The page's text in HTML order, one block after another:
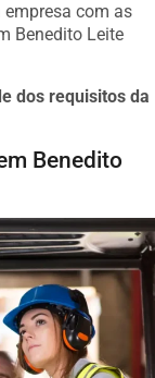
com as
Benedito Leite
dos requisitos da
Benedito